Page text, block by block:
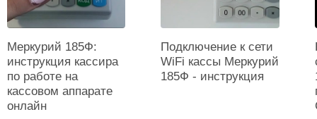
Максимальный размер памяти, ГБ
Физические параметры
Цвет
Меркурий 185Ф:
инструкция кассира
по работе на
кассовом аппарате
онлайн
Подключение к сети
WiFi кассы Меркурий
185Ф - инструкция